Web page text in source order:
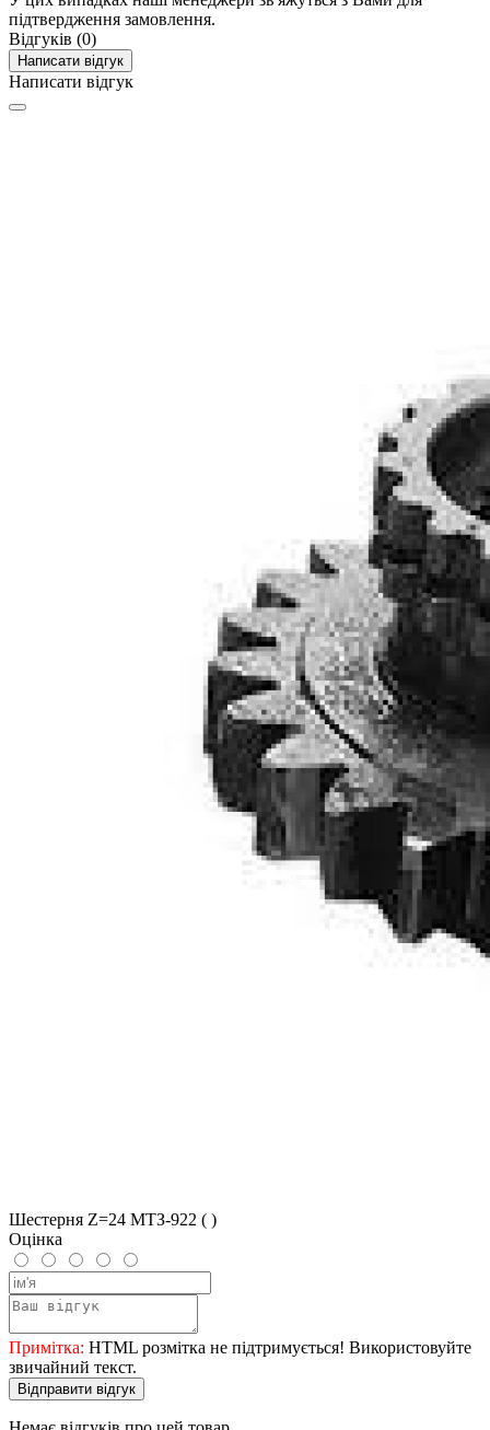
підтвердження замовлення.
Відгуків (0)
Написати відгук
Написати відгук
Шестерня Z=24 МТЗ-922 ( )
Оцінка
Примітка: HTML розмітка не підтримується! Використовуйте
звичайний текст.
Відправити відгук